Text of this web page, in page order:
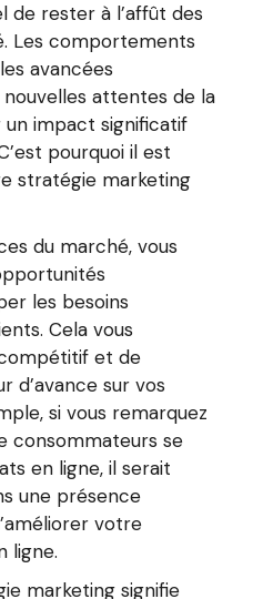
de rester à l’affût des
Les comportements
avancées
attentes de la
impact significatif
pourquoi il est
stratégie marketing
du marché, vous
les besoins
Cela vous
et de
d’avance sur vos
si vous remarquez
consommateurs se
en ligne, il serait
une présence
votre
ligne.
marketing signifie